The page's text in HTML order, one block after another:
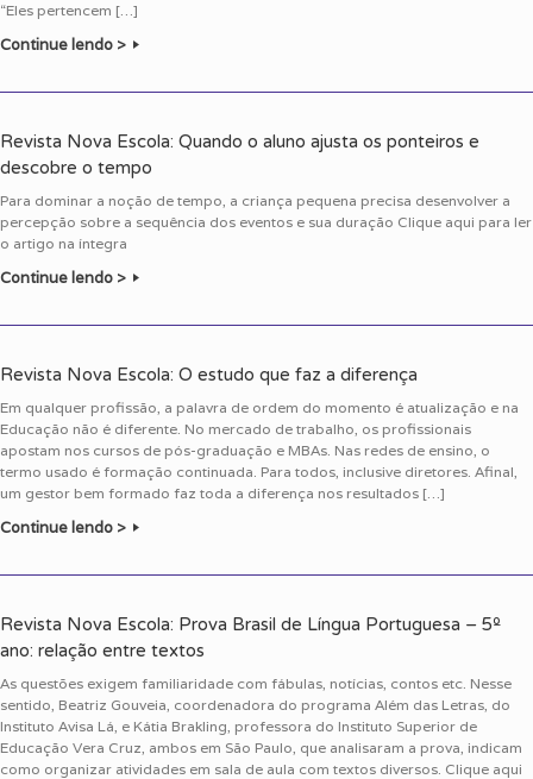
“Eles pertencem […]
Continue lendo >
Revista Nova Escola: Quando o aluno ajusta os ponteiros e
descobre o tempo
Para dominar a noção de tempo, a criança pequena precisa desenvolver a
percepção sobre a sequência dos eventos e sua duração Clique aqui para ler
o artigo na íntegra
Continue lendo >
Revista Nova Escola: O estudo que faz a diferença
Em qualquer profissão, a palavra de ordem do momento é atualização e na
Educação não é diferente. No mercado de trabalho, os profissionais
apostam nos cursos de pós-graduação e MBAs. Nas redes de ensino, o
termo usado é formação continuada. Para todos, inclusive diretores. Afinal,
um gestor bem formado faz toda a diferença nos resultados […]
Continue lendo >
Revista Nova Escola: Prova Brasil de Língua Portuguesa – 5º
ano: relação entre textos
As questões exigem familiaridade com fábulas, notícias, contos etc. Nesse
sentido, Beatriz Gouveia, coordenadora do programa Além das Letras, do
Instituto Avisa Lá, e Kátia Brakling, professora do Instituto Superior de
Educação Vera Cruz, ambos em São Paulo, que analisaram a prova, indicam
como organizar atividades em sala de aula com textos diversos. Clique aqui